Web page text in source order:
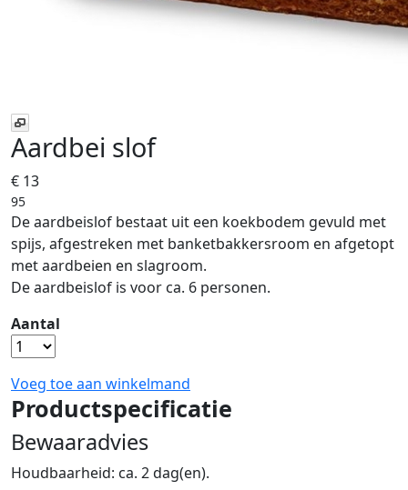
Aardbei slof
€ 13
95
De aardbeislof bestaat uit een koekbodem gevuld met
spijs, afgestreken met banketbakkersroom en afgetopt
met aardbeien en slagroom.
De aardbeislof is voor ca. 6 personen.
Aantal
Voeg toe aan winkelmand
Productspecificatie
Bewaaradvies
Houdbaarheid: ca. 2 dag(en).